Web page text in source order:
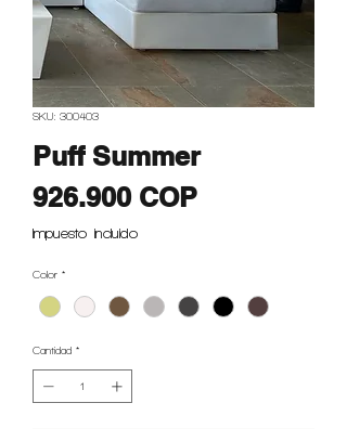
SKU: 300403
Puff Summer
926.900 COPPrecio
Impuesto incluido
Color *
Cantidad *